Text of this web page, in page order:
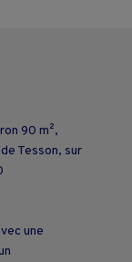
90 m²,
Tesson, sur
une